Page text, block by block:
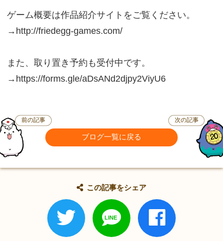
ゲーム概要は作品紹介サイトをご覧ください。
→http://friedegg-games.com/
また、取り置き予約も受付中です。
→https://forms.gle/aDsANd2djpy2ViyU6
前の記事
ブログ一覧に戻る
次の記事
この記事をシェア